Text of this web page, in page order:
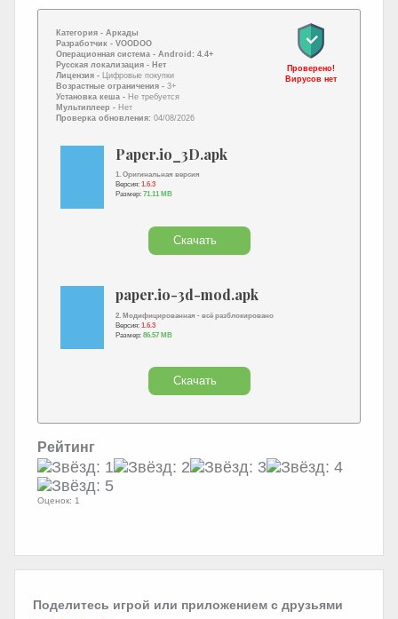
Категория - Аркады
Разработчик - VOODOO
Операционная система - Android: 4.4+
Русская локализация - Нет
Лицензия -
Цифровые покупки
Возрастные ограничения - 3+
Установка кеша - Не требуется
Мультиплеер - Нет
Проверка обновления: 04/08/2026
Проверено!
Вирусов нет
Paper.io_3D.apk
1. Оригинальная версия
Версия: 1.6.3
Размер: 71.11 MB
Скачать
paper.io-3d-mod.apk
2. Модифицированная - всё разблокировано
Версия: 1.6.3
Размер: 86.57 MB
Скачать
Рейтинг
Оценок: 1
Поделитесь игрой или приложением с друзьями